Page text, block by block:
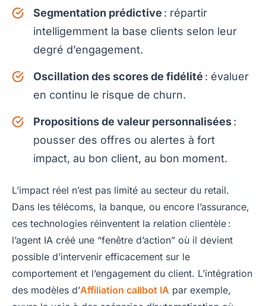
Segmentation prédictive : répartir
intelligemment la base clients selon leur
degré d’engagement.
Oscillation des scores de fidélité : évaluer
en continu le risque de churn.
Propositions de valeur personnalisées:
pousser des offres ou alertes à fort
impact, au bon client, au bon moment.
L’impact réel n’est pas limité au secteur du retail.
Dans les télécoms, la banque, ou encore l’assurance,
ces technologies réinventent la relation clientèle :
l’agent IA créé une “fenêtre d’action” où il devient
possible d’intervenir efficacement sur le
comportement et l’engagement du client. L’intégration
des modèles d’Affiliation callbot IA par exemple,